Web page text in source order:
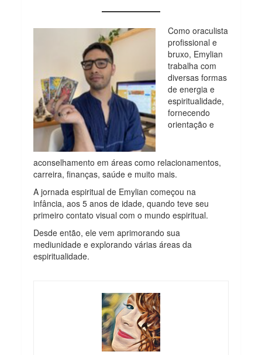
Como oraculista
profissional e
bruxo, Emylian
trabalha com
diversas formas
de energia e
espiritualidade,
fornecendo
orientação e
aconselhamento em áreas como relacionamentos,
carreira, finanças, saúde e muito mais.
A jornada espiritual de Emylian começou na
infância, aos 5 anos de idade, quando teve seu
primeiro contato visual com o mundo espiritual.
Desde então, ele vem aprimorando sua
mediunidade e explorando várias áreas da
espiritualidade.